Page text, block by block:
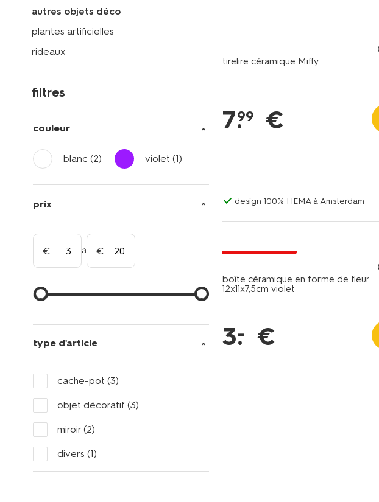
autres objets déco
plantes artificielles
rideaux
filtres
couleur
blanc (2) violet(1)
prix
à
type d'article
cache-pot (3)
objet décoratif (3)
miroir (2)
divers (1)
tirelire céramique Miffy
7.
99 €
design 100% HEMA à Amsterdam
boîte céramique en forme de fleur
12x11x7,5cm violet
3.
– €